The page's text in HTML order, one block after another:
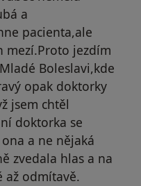
a
pacienta,ale
mezí.Proto jezdím
Boleslavi,kde
opak doktorky
jsem chtěl
doktorka se
a ne nějaká
zvedala hlas a na
až odmítavě.